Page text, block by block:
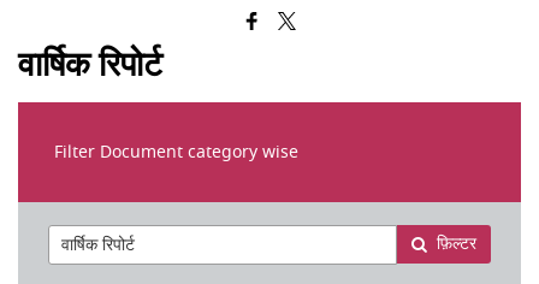
वार्षिक रिपोर्ट
Filter Document category wise
फ़िल्टर